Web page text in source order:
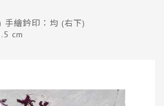
繪鈐印：均 (右下)
cm